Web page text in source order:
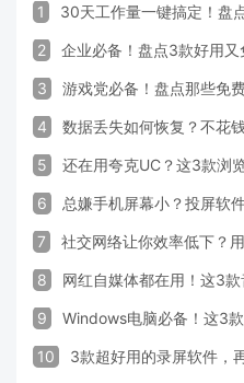
1 30天工作量一键搞定！盘
2 企业必备！盘点3款好用
3 游戏党必备！盘点那些免
4 数据丢失如何恢复？不花
5 还在用夸克UC？这3款浏
6 总嫌手机屏幕小？投屏软
7 社交网络让你效率低下？
8 网红自媒体都在用！这3
9 Windows电脑必备！这3
10 3款超好用的录屏软件，